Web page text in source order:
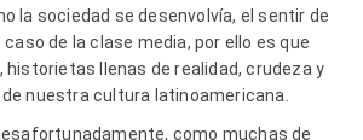
la sociedad se desenvolvía, el sentir de
de la clase media, por ello es que
llenas de realidad, crudeza y
nuestra cultura latinoamericana.
como muchas de